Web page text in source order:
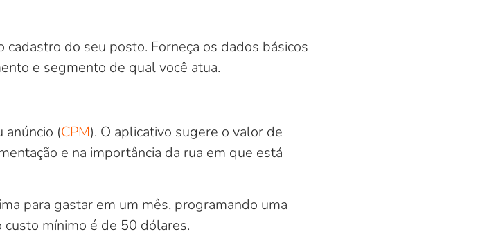
cadastro do seu posto. Forneça os dados básicos
e segmento de qual você atua.
anúncio (CPM). O aplicativo sugere o valor de
e na importância da rua em que está
para gastar em um mês, programando uma
mínimo é de 50 dólares.